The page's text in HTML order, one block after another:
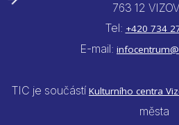
763 12
Tel: +420 734
E-mail:
TIC je součástí Kulturního centra
města